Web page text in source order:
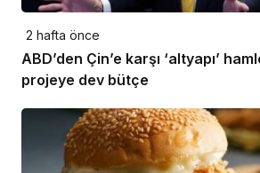
2 hafta önce
ABD’den Çin’e karşı ‘altyapı’
projeye dev bütçe